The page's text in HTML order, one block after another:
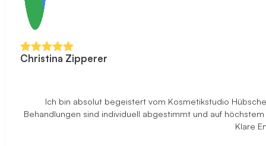
Christina Zipperer
Ich bin absolut begeistert vom Kosmetikstudio
Behandlungen sind individuell abgestimmt und auf
Klare